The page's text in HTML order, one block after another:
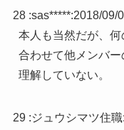
28 :sas*****:2018/09/
本人も当然だが、
合わせて他メンバ
理解していない。
29 :ジュウシマツ住職: